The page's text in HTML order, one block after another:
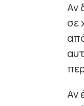
Αν
σε
Αν